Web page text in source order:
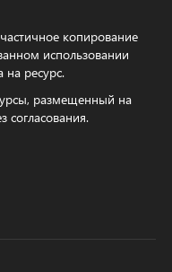
копирование
использовании
на ресурс.
размещенный на
согласования.